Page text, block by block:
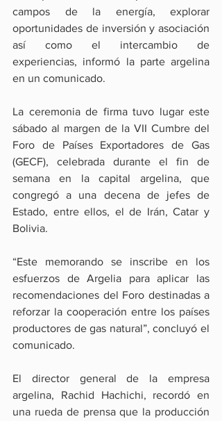
campos de la energía, explorar
oportunidades de inversión y asociación
así como el intercambio de
experiencias, informó la parte argelina
en un comunicado.
La ceremonia de firma tuvo lugar este
sábado al margen de la VII Cumbre del
Foro de Países Exportadores de Gas
(GECF), celebrada durante el fin de
semana en la capital argelina, que
congregó a una decena de jefes de
Estado, entre ellos, el de Irán, Catar y
Bolivia.
“Este memorando se inscribe en los
esfuerzos de Argelia para aplicar las
recomendaciones del Foro destinadas a
reforzar la cooperación entre los países
productores de gas natural”, concluyó el
comunicado.
El director general de la empresa
argelina, Rachid Hachichi, recordó en
una rueda de prensa que la producción